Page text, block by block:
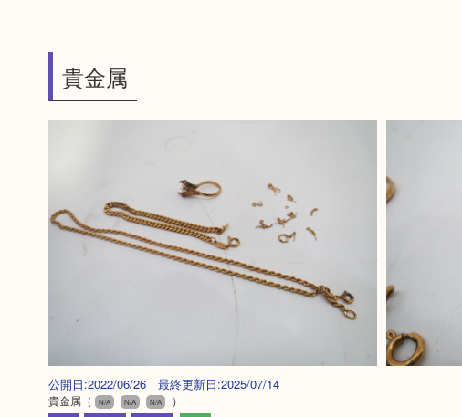
貴金属
公開日:2022/06/26 最終更新日:2025/07/14
貴金属（ N/A N/A N/A
）